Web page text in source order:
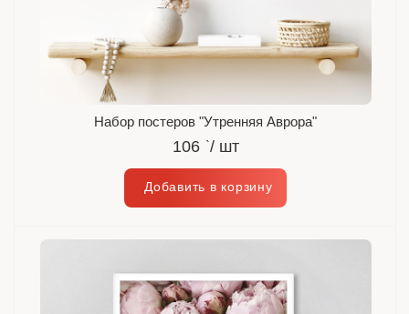
Набор постеров "Утренняя Аврора"
106`/ шт